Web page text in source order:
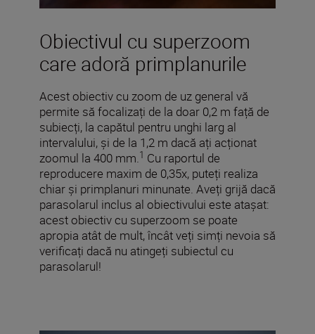
Obiectivul cu superzoom
care adoră primplanurile
Acest obiectiv cu zoom de uz general vă
permite să focalizați de la doar 0,2 m față de
subiecți, la capătul pentru unghi larg al
intervalului, și de la 1,2 m dacă ați acționat
zoomul la 400 mm.1 Cu raportul de
reproducere maxim de 0,35x, puteți realiza
chiar și primplanuri minunate. Aveți grijă dacă
parasolarul inclus al obiectivului este atașat:
acest obiectiv cu superzoom se poate
apropia atât de mult, încât veți simți nevoia să
verificați dacă nu atingeți subiectul cu
parasolarul!